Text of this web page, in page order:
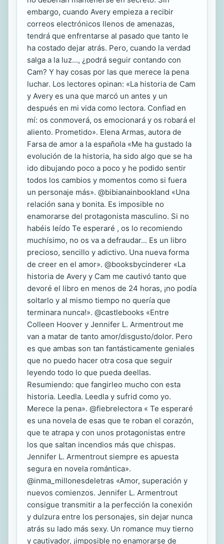
embargo, cuando Avery empieza a recibir
correos electrónicos llenos de amenazas,
tendrá que enfrentarse al pasado que tanto le
ha costado dejar atrás. Pero, cuando la verdad
salga a la luz..., ¿podrá seguir contando con
Cam? Y hay cosas por las que merece la pena
luchar. Los lectores opinan: «La historia de Cam
y Avery es una que marcó un antes y un
después en mi vida como lectora. Confiad en
mí: os conmoverá, os emocionará y os robará el
aliento. Prometido». Elena Armas, autora de
Farsa de amor a la española «Me ha gustado la
evolución de la historia, ha sido algo que se ha
ido dibujando poco a poco y he podido sentir
todos los cambios y momentos como si fuera
un personaje más». @bibianainbookland «Una
relación sana y bonita. Es imposible no
enamorarse del protagonista masculino. Si no
habéis leído Te esperaré , os lo recomiendo
muchísimo, no os va a defraudar... Es un libro
precioso, sencillo y adictivo. Una nueva forma
de creer en el amor». @booksbycinderer «La
historia de Avery y Cam me cautivó tanto que
devoré el libro en menos de 24 horas, ¡no podía
soltarlo y al mismo tiempo no quería que
terminara nunca!». @castlebooks «Entre
Colleen Hoover y Jennifer L. Armentrout me
van a matar de tanto amor/disgusto/dolor. Pero
es que ambas son tan fantásticamente geniales
que no puedo hacer otra cosa que seguir
leyendo todo lo que pueda deellas.
Resumiendo: que fangirleo mucho con esta
historia. Leedla. Leedla y sufrid como yo.
Merece la pena». @fiebrelectora « Te esperaré
es una novela de esas que te roban el corazón,
que te atrapa y con unos protagonistas entre
los que saltan incendios más que chispas.
Jennifer L. Armentrout siempre es apuesta
segura en novela romántica».
@inma_millonesdeletras «Amor, superación y
nuevos comienzos. Jennifer L. Armentrout
consigue transmitir a la perfección la conexión
y dulzura entre los personajes, sin dejar nunca
atrás su lado más sexy. Un romance muy tierno
y cautivador, ¡imposible no enamorarse de